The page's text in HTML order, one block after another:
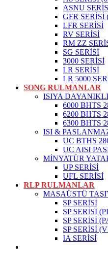
ASNU
GFR
LFR SERİSİ
RV SERİSİ
RM ZZ
SG SERİSİ
3000 SERİSİ
LR SERİSİ
LR 5000
SONG RULMANLAR
ISIYA
6000 BHTS
6200 BHTS
6300 BHTS
ISI &
UC BTHS
UC AISI
MİNYATÜR
UP SERİSİ
UFL SERİSİ
RLP RULMANLAR
MASAÜSTÜ
SP SERİSİ
SP SERİSİ
SP SERİSİ
SP SERİSİ
IA SERİSİ